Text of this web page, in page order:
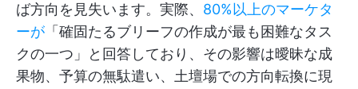
ば方向を見失います。実際、 80%以上のマーケタ
ーが 「確固たるブリーフの作成が最も困難なタス
クの一つ」と回答しており、その影響は曖昧な成
果物、予算の無駄遣い、土壇場での方向転換に現